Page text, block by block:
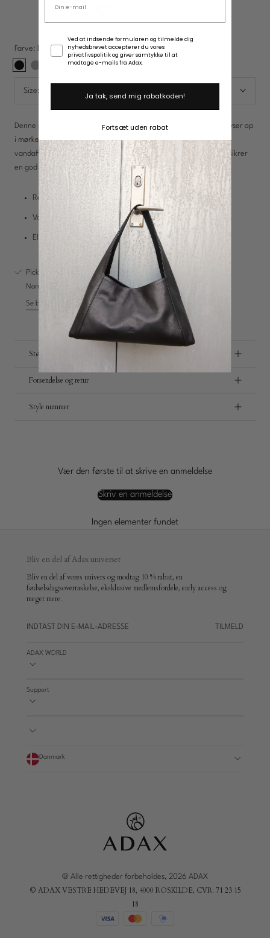
Charms
Opdag
Farve: Black
BlackReflective
Size:
Denne praktiske luffe er designet i reflekterende materiale, der lyser op
i mørke og øger synligheden på de kolde vinteraftener. Det
vandafvisende ydre beskytter mod fugt, mens den elastiske kant sikrer
en god pasform.
Reflekterende materiale for øget synlighed
Vandafvisende overflade
Elastisk kant for bedre pasform
Pickup tilgængelig på Vestre Hedevej 18
Normalt klar inden for 4 timer
Se butiksoplysninger
Størrelse
Forsendelse og retur
Style nummer
Vær den første til at skrive en anmeldelse
Skriv en anmeldelse
Ingen elementer fundet
ADAX WORLD
Support
Bliv en del af Adax universet
Bliv en del af vores univers og modtag 10 % rabat, en
fødselsdagsoverraskelse, eksklusive medlemsfordele, early access og
meget mere.
TILMELD
Danmark
@ Alle rettigheder forbeholdes, 2026 ADAX
© ADAX VESTRE HEDEVEJ 18, 4000 ROSKILDE, CVR. 71 23 15
18
SamtykkeVed at indsende formularen og tilmelde dig
nyhedsbrevet accepterer du vores
privatlivspolitik og giver samtykke til at
modtage e-mails fra Adax.
Ja tak, send mig rabatkoden!
Fortsæt uden rabat